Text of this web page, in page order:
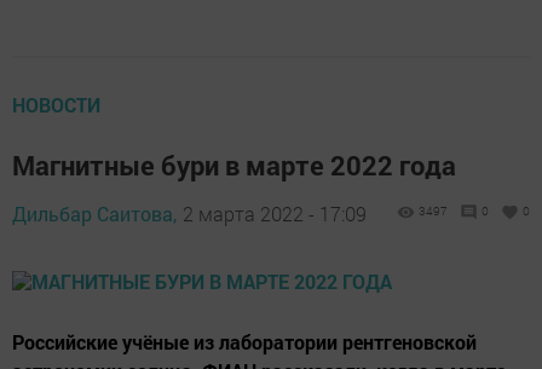
НОВОСТИ
Магнитные бури в марте 2022 года
Дильбар Саитова, 2 марта 2022 - 17:09 3497 0 0
Российские учёные из лаборатории рентгеновской